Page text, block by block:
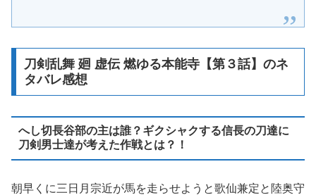
刀剣乱舞 廻 虚伝 燃ゆる本能寺【第３話】のネ
タバレ感想
へし切長谷部の主は誰？ギクシャクする信長の刀達に
刀剣男士達が考えた作戦とは？！
朝早くに三日月宗近が馬を走らせようと歌仙兼定と陸奥守